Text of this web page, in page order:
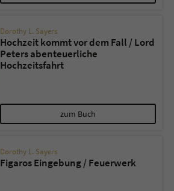
Dorothy L. Sayers
Hochzeit kommt vor dem Fall / Lord
Peters abenteuerliche
Hochzeitsfahrt
zum Buch
Dorothy L. Sayers
Figaros Eingebung / Feuerwerk